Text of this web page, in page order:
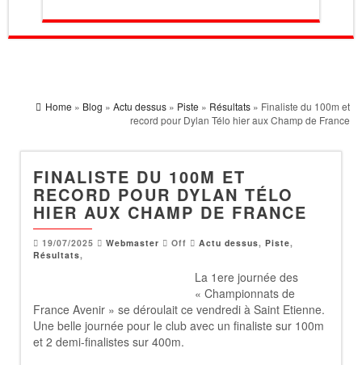
Home » Blog » Actu dessus » Piste » Résultats » Finaliste du 100m et
record pour Dylan Télo hier aux Champ de France
FINALISTE DU 100M ET
RECORD POUR DYLAN TÉLO
HIER AUX CHAMP DE FRANCE
19/07/2025 Webmaster Off Actu dessus, Piste,
Résultats,
La 1ere journée des
« Championnats de
France Avenir » se déroulait ce vendredi à Saint Etienne.
Une belle journée pour le club avec un finaliste sur 100m
et 2 demi-finalistes sur 400m.